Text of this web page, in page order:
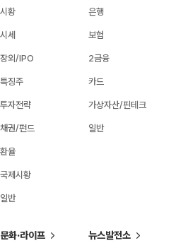
시황
시세
장외/IPO
특징주
투자전략
채권/펀드
환율
국제시황
일반
은행
보험
2금융
카드
가상자산/핀테크
일반
문화·라이프 뉴스발전소